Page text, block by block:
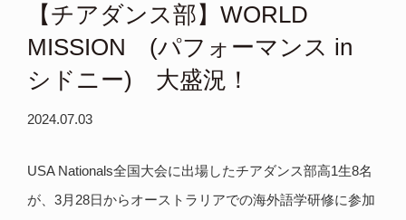
【チアダンス部】WORLD
MISSION (パフォーマンス in
シドニー) 大盛況！
2024.07.03
USA Nationals全国大会に出場したチアダンス部高1生8名
が、3月28日からオーストラリアでの海外語学研修に参加